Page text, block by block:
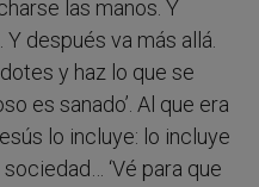
las manos. Y
después va más allá.
y haz lo que se
es sanado’. Al que era
lo incluye: lo incluye
‘Vé para que